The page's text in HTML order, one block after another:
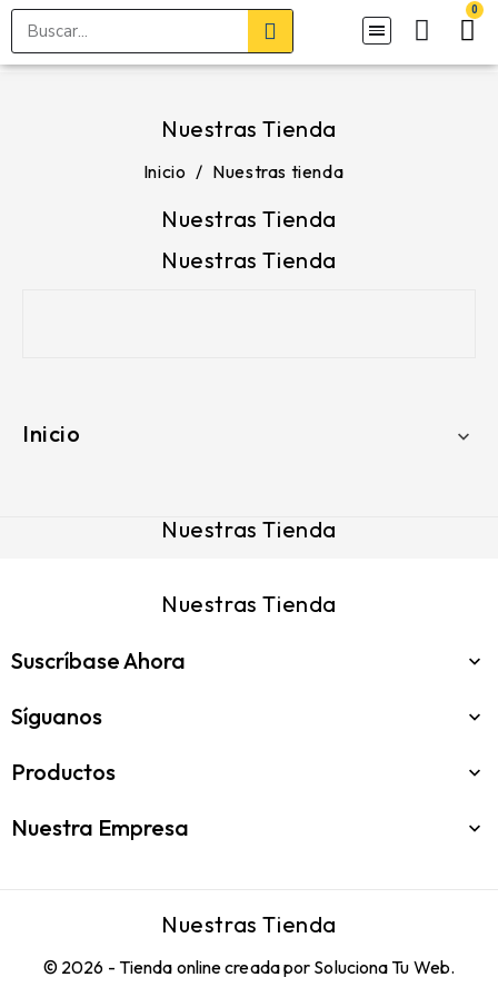
Nuestras Tienda
Inicio Nuestras tienda
Nuestras Tienda
Nuestras Tienda
Inicio 
Nuestras Tienda
Nuestras Tienda
Suscríbase Ahora 
Síguanos 
Productos 
Nuestra Empresa 
Nuestras Tienda
© 2026 - Tienda online creada por Soluciona Tu Web.